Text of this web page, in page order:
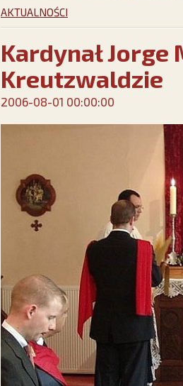
AKTUALNOŚCI
Kardynał Jorge
Kreutzwaldzie
2006-08-01 00:00:00